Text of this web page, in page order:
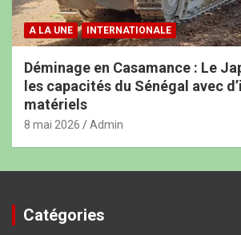
A LA UNE INTERNATIONALE
Déminage en Casamance : Le
les capacités du Sénégal avec
matériels
8 mai 2026 Admin
Catégories